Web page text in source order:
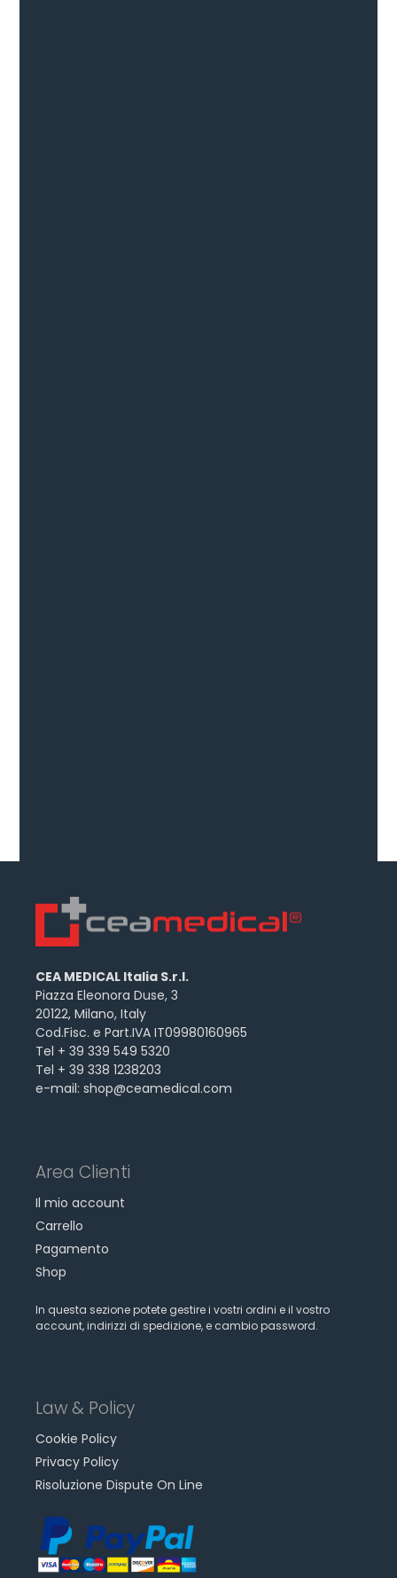
CEA MEDICAL Italia S.r.l.
Piazza Eleonora Duse, 3
20122, Milano, Italy
Cod.Fisc. e Part.IVA IT09980160965
Tel + 39 339 549 5320
Tel + 39 338 1238203
e-mail: shop@ceamedical.com
Area Clienti
Il mio account
Carrello
Pagamento
Shop
In questa sezione potete gestire i vostri ordini e il vostro
account, indirizzi di spedizione, e cambio password.
Law & Policy
Cookie Policy
Privacy Policy
Risoluzione Dispute On Line